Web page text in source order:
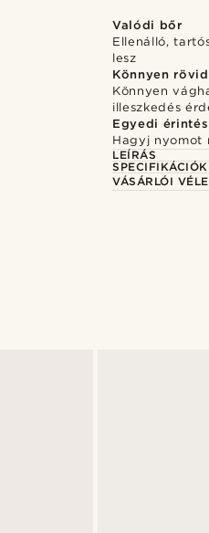
Valódi bőr
Ellenálló,
lesz
Könnyen
Könnyen
illeszkedés
Egyedi érintés
Hagyj nyomot
LEÍRÁS
SPECIFIKÁCIÓK
VÁSÁRLÓI